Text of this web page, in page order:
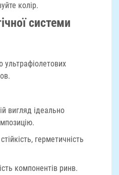
колір.
системи
ультрафіолетових
вигляд ідеально
герметичність
компонентів ринв.